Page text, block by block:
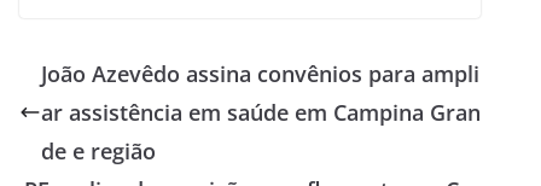
João Azevêdo assina convênios para ampli
ar assistência em saúde em Campina Gran
de e região